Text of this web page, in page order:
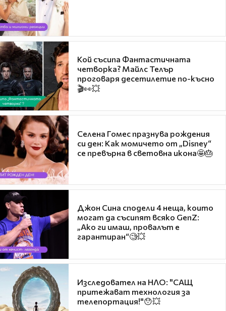
Кой съсипа Фантастичната
четворка? Майлс Телър
проговаря десетилетие по-късно
🎬👀💥
Селена Гомес празнува рождения
си ден: Как момичето от „Disney“
се превърна в световна икона🤩🎂
Джон Сина сподели 4 неща, които
могат да съсипят всяко GenZ:
„Ако ги имаш, провалът е
гарантиран“🧐💥
Изследовател на НЛО: "САЩ
притежават технология за
телепортация!"😯💥